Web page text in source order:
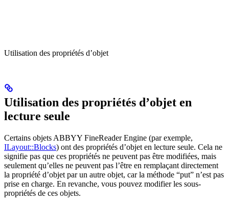
Utilisation des propriétés d’objet
Utilisation des propriétés d’objet en
lecture seule
Certains objets ABBYY FineReader Engine (par exemple,
ILayout::Blocks) ont des propriétés d’objet en lecture seule. Cela ne
signifie pas que ces propriétés ne peuvent pas être modifiées, mais
seulement qu’elles ne peuvent pas l’être en remplaçant directement
la propriété d’objet par un autre objet, car la méthode “put” n’est pas
prise en charge. En revanche, vous pouvez modifier les sous-
propriétés de ces objets.